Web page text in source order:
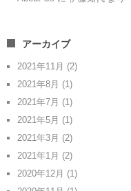
アーカイブ
2021年11月 (2)
2021年8月 (1)
2021年7月 (1)
2021年5月 (1)
2021年3月 (2)
2021年1月 (2)
2020年12月 (1)